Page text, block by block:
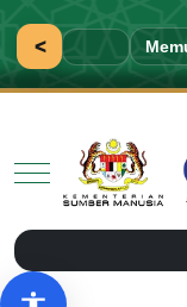
<
Mobile Menu